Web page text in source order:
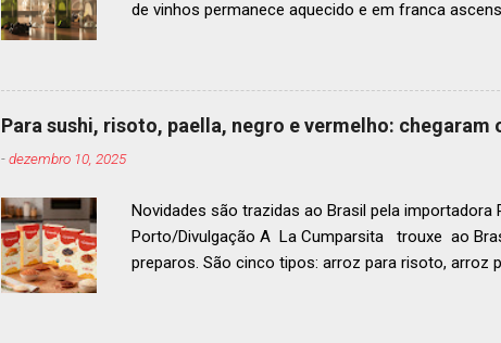
de vinhos permanece aquecido e em franca
até 2029, de acordo com a consultoria
contínua que a O-I Glass, líder mundial na
parceira essencial da indústria e consumidores e
para cada tipo de vinho. Se você pensava que
Para sushi, risoto, paella, negro e vermelho: chegaram
-dezembro 10, 2025
Novidades são trazidas ao Brasil pela
Porto/Divulgação A La Cumparsita trouxe ao
preparos. São cinco tipos: arroz para risoto, arroz
. Os arrozes são produzidos na Itália e